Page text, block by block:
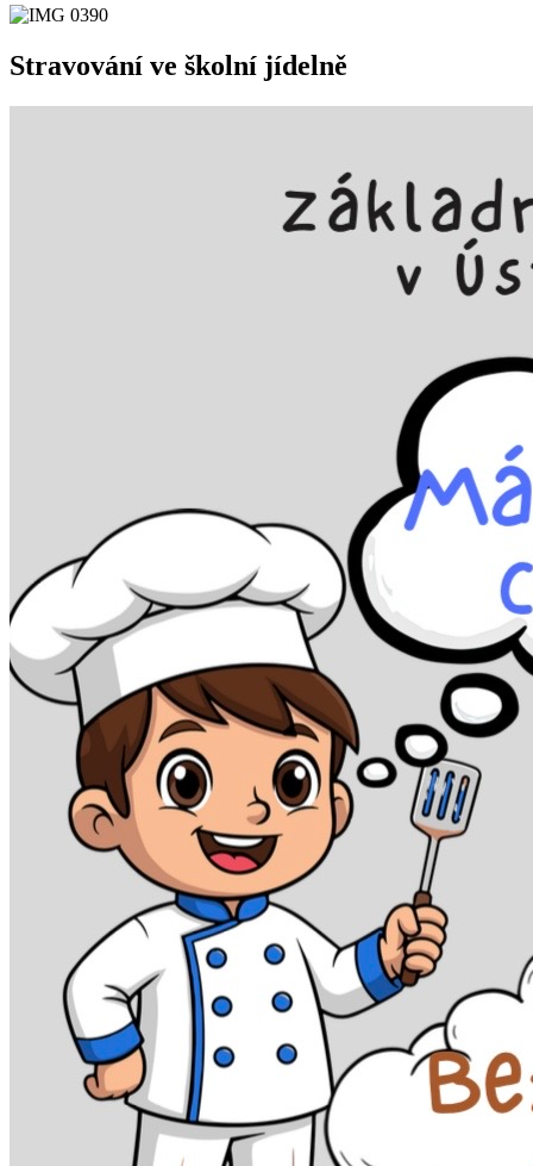
Stravování ve školní jídelně